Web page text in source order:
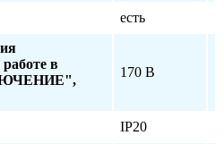
есть
в
170 В
IP20